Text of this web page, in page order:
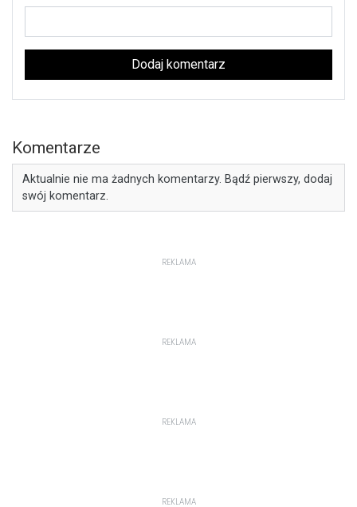
Dodaj komentarz
Komentarze
Aktualnie nie ma żadnych komentarzy. Bądź pierwszy, dodaj
swój komentarz.
REKLAMA
REKLAMA
REKLAMA
REKLAMA